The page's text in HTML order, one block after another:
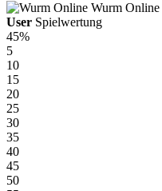
Wurm Online
User Spielwertung
45%
5
10
15
20
25
30
35
40
45
50